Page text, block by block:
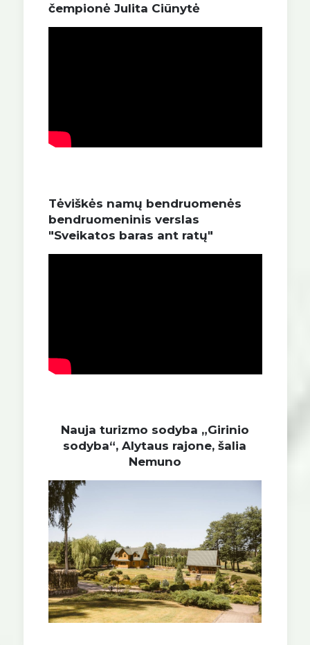
čempionė Julita Ciūnytė
Tėviškės namų bendruomenės
bendruomeninis verslas
"Sveikatos baras ant ratų"
Nauja turizmo sodyba „Girinio
sodyba“, Alytaus rajone, šalia
Nemuno